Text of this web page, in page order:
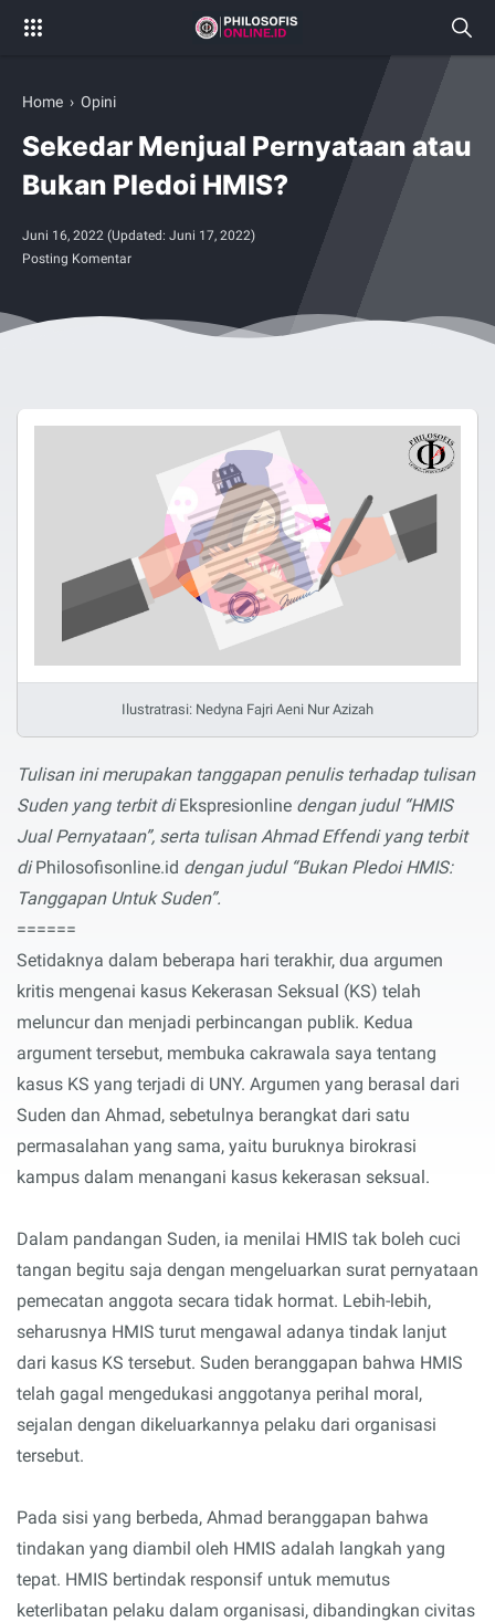
Home › Opini
Sekedar Menjual Pernyataan atau
Bukan Pledoi HMIS?
Juni 16, 2022 (Updated: Juni 17, 2022)
Posting Komentar
Ilustratrasi: Nedyna Fajri Aeni Nur Azizah
Tulisan ini merupakan tanggapan penulis terhadap tulisan
Suden yang terbit diEkspresionline dengan judul “HMIS
Jual Pernyataan”, serta tulisan Ahmad Effendi yang terbit
diPhilosofisonline.id dengan judul “Bukan Pledoi HMIS:
Tanggapan Untuk Suden”.
======
Setidaknya dalam beberapa hari terakhir, dua argumen
kritis mengenai kasus Kekerasan Seksual (KS) telah
meluncur dan menjadi perbincangan publik. Kedua
argument tersebut, membuka cakrawala saya tentang
kasus KS yang terjadi di UNY. Argumen yang berasal dari
Suden dan Ahmad, sebetulnya berangkat dari satu
permasalahan yang sama, yaitu buruknya birokrasi
kampus dalam menangani kasus kekerasan seksual.
Dalam pandangan Suden, ia menilai HMIS tak boleh cuci
tangan begitu saja dengan mengeluarkan surat pernyataan
pemecatan anggota secara tidak hormat. Lebih-lebih,
seharusnya HMIS turut mengawal adanya tindak lanjut
dari kasus KS tersebut. Suden beranggapan bahwa HMIS
telah gagal mengedukasi anggotanya perihal moral,
sejalan dengan dikeluarkannya pelaku dari organisasi
tersebut.
Pada sisi yang berbeda, Ahmad beranggapan bahwa
tindakan yang diambil oleh HMIS adalah langkah yang
tepat. HMIS bertindak responsif untuk memutus
keterlibatan pelaku dalam organisasi, dibandingkan civitas